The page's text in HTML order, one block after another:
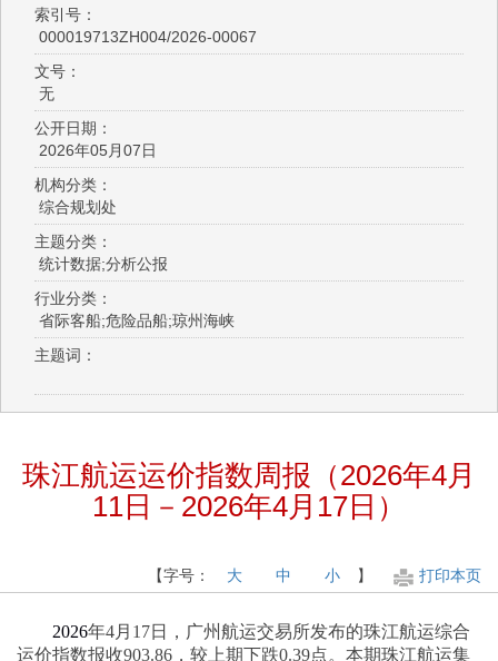
索引号：
000019713ZH004/2026-00067
文号：
无
公开日期：
2026年05月07日
机构分类：
综合规划处
主题分类：
统计数据;分析公报
行业分类：
省际客船;危险品船;琼州海峡
主题词：
珠江航运运价指数周报（2026年4月
11日－2026年4月17日）
【字号： 大 中 小 】 打印本页
2026年4月 17日，广州航运交易所发布的珠江航运综合
运价指数报收903.86 ，较上期下跌0.39点。本期珠江航运集